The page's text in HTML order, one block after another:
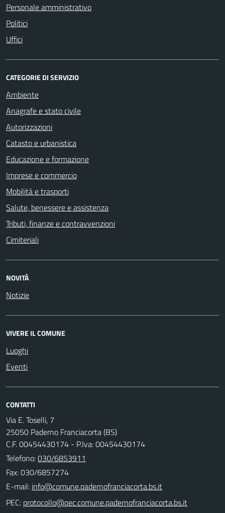
Personale amministrativo
Politici
Uffici
CATEGORIE DI SERVIZIO
Ambiente
Anagrafe e stato civile
Autorizzazioni
Catasto e urbanistica
Educazione e formazione
Imprese e commercio
Mobilità e trasporti
Salute, benessere e assistenza
Tributi, finanze e contravvenzioni
Cimiteriali
NOVITÀ
Notizie
VIVERE IL COMUNE
Luoghi
Eventi
CONTATTI
Via E. Toselli, 7
25050 Paderno Franciacorta (BS)
C.F. 00454430174 - P.Iva: 00454430174
Telefono:030/6853911
Fax: 030/6857274
E-mail:
PEC: